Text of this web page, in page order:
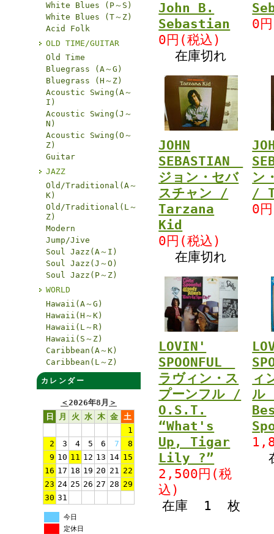
White Blues (P～S)
White Blues (T～Z)
Acid Folk
OLD TIME/GUITAR
Old Time
Bluegrass (A～G)
Bluegrass (H～Z)
Acoustic Swing(A～
I)
Acoustic Swing(J～
N)
Acoustic Swing(O～
Z)
Guitar
JAZZ
Old/Traditional(A～
K)
Old/Traditional(L～
Z)
Modern
Jump/Jive
Soul Jazz(A～I)
Soul Jazz(J～O)
Soul Jazz(P～Z)
WORLD
Hawaii(A～G)
Hawaii(H～K)
Hawaii(L～R)
Hawaii(S～Z)
Caribbean(A～K)
Caribbean(L～Z)
カレンダー
＜2026年8月 ＞
日
月 火 水 木 金 土
1
2
3 4 5 6 7
8
9 10 11 12 13 14 15
16 17 18 19 20 21 22
23 24 25 26 27 28 29
30 31
今日
定休日
John B.
Sebastian
0円(税込)
在庫切れ
0
JOHN
SEBASTIAN
ジョン・セバ
スチャン /
Tarzana
Kid
0円(税込)
在庫切れ
ン
/
0
LOVIN'
SPOONFUL
ラヴィン・ス
プーンフル /
O.S.T.
“What's
Up, Tigar
Lily ?”
2,500円(税
込)
在庫 1 枚
ィ
ル